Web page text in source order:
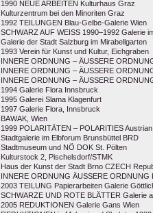
1990 NEUE ARBEITEN Kulturhaus Graz
Kulturzentrum bei den Minoriten Graz
1992 TEILUNGEN Blau-Gelbe-Galerie Wien
SCHWARZ AUF WEISS 1990–1992 Galerie
Galerie der Stadt Salzburg im Mirabellgarten
1993 Verein für Kunst und Kultur, Eichgraben
INNERE ORDNUNG – ÄUSSERE
INNERE ORDNUNG – ÄUSSERE
INNERE ORDNUNG – ÄUSSERE
1994 Galerie Flora Innsbruck
1995 Galerei Slama Klagenfurt
1997 Galerie Flora, Innsbruck
BAWAK, Wien
1999 POLARITÄTEN – POLARITIES
Stadtgalerie im Elbforum Brunsbüttel BRD
Stadtmuseum und NÖ DOK St. Pölten
Kulturstock 2, Pischelsdorf/STMK
Haus der Kunst der Stadt Brno CZECH
INNERE ORDNUNG ÄUSSERE ORDNUNG
2003 TEILUNG Papierarbeiten Galerie
SCHWARZE UND ROTE BLÄTTER Galerie
2005 REDUKTIONEN Galerie Gans Wien